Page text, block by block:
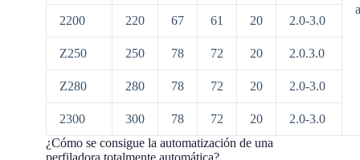
2200 220 67 61 20 2.0-3.0
Z250 250 78 72 20 2.0.3.0
Z280 280 78 72 20 2.0-3.0
2300 300 78 72 20
2.0-3.0
¿Cómo se consigue la automatización de una